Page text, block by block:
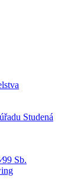
Studená
Sb.